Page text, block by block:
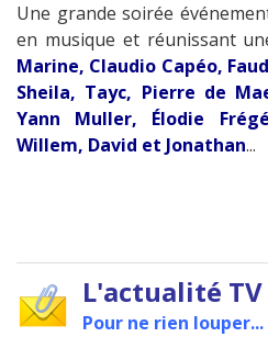
Une grande soirée
en musique et réunissant
Marine, Claudio Capéo,
Sheila, Tayc, Pierre de
Yann Muller, Élodie
Willem, David et Jonathan...
L'actualité TV
Pour ne rien louper...